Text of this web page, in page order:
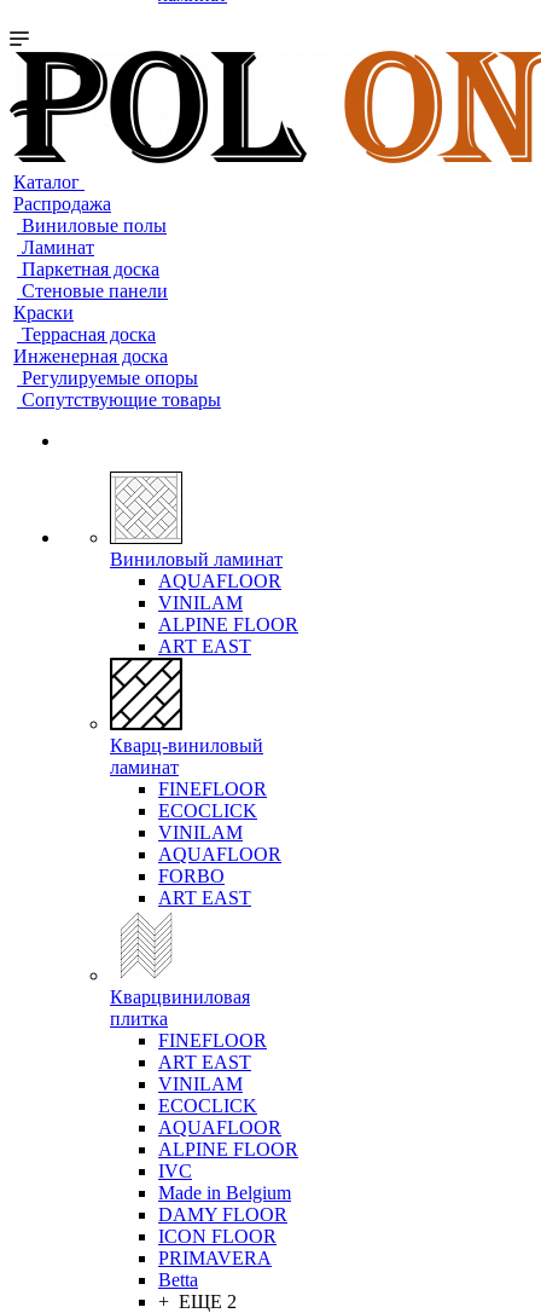
Каталог
Распродажа
Виниловые полы
Ламинат
Паркетная доска
Стеновые панели
Краски
Террасная доска
Инженерная доска
Регулируемые опоры
Сопутствующие товары
Виниловый ламинат
AQUAFLOOR
VINILAM
ALPINE FLOOR
ART EAST
Кварц-виниловый
ламинат
FINEFLOOR
ECOCLICK
VINILAM
AQUAFLOOR
FORBO
ART EAST
Кварцвиниловая
плитка
FINEFLOOR
ART EAST
VINILAM
ECOCLICK
AQUAFLOOR
ALPINE FLOOR
IVC
Made in Belgium
DAMY FLOOR
ICON FLOOR
PRIMAVERA
Betta
+ ЕЩЕ 2